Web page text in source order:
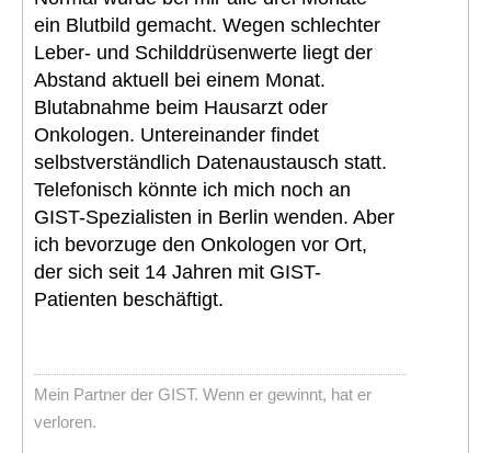
ein Blutbild gemacht. Wegen schlechter
Leber- und Schilddrüsenwerte liegt der
Abstand aktuell bei einem Monat.
Blutabnahme beim Hausarzt oder
Onkologen. Untereinander findet
selbstverständlich Datenaustausch statt.
Telefonisch könnte ich mich noch an
GIST-Spezialisten in Berlin wenden. Aber
ich bevorzuge den Onkologen vor Ort,
der sich seit 14 Jahren mit GIST-
Patienten beschäftigt.
Mein Partner der GIST. Wenn er gewinnt, hat er
verloren.